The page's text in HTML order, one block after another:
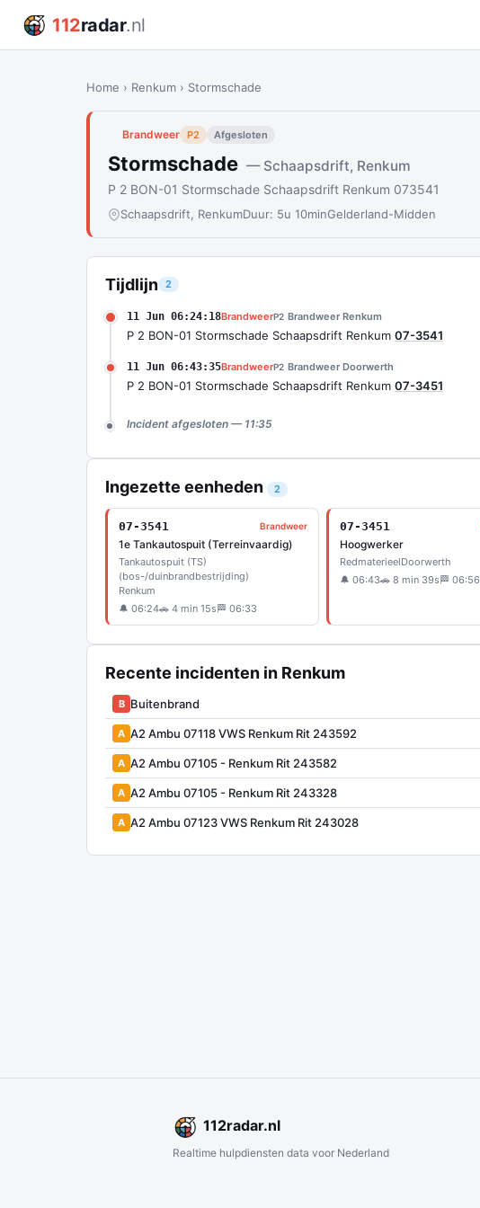
112radar.nl
Home › Renkum › Stormschade
Brandweer P2 Afgesloten
Stormschade — Schaapsdrift, Renkum
P 2 BON-01 Stormschade Schaapsdrift Renkum 073541
Schaapsdrift, RenkumDuur: 5u 10minGelderland-Midden
Tijdlijn 2
11 Jun 06:24:18BrandweerP2 Brandweer Renkum
P 2 BON-01 Stormschade Schaapsdrift Renkum 07-3541
11 Jun 06:43:35BrandweerP2 Brandweer Doorwerth
P 2 BON-01 Stormschade Schaapsdrift Renkum 07-3451
Incident afgesloten — 11:35
Ingezette eenheden 2
07-3541 Brandweer
1e Tankautospuit (Terreinvaardig)
Tankautospuit (TS)
(bos-/duinbrandbestrijding)
Renkum
🔔 06:24🚗 4 min 15s 🏁 06:33
07-3451
Hoogwerker
RedmaterieelDoorwerth
🔔 06:43🚗 8 min 39s 🏁 06:56
Recente incidenten in Renkum
B Buitenbrand
A A2 Ambu 07118 VWS Renkum Rit 243592
A A2 Ambu 07105 - Renkum Rit 243582
A A2 Ambu 07105 - Renkum Rit 243328
A A2 Ambu 07123 VWS Renkum Rit 243028
112radar.nl
Realtime hulpdiensten data voor Nederland